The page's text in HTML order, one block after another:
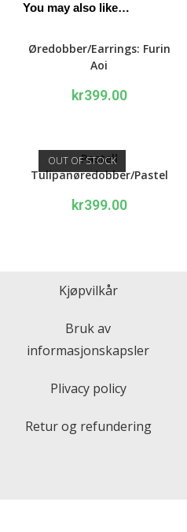
You may also like…
Øredobber/Earrings: Furin
Aoi
kr399.00
OUT OF STOCK
Pastell
Tulipanøredobber/Pastel
(titanium post)
kr399.00
Kjøpvilkår
Bruk av
informasjonskapsler
Plivacy policy
Retur og refundering